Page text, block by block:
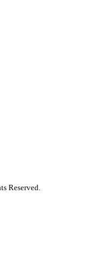
Reserved.